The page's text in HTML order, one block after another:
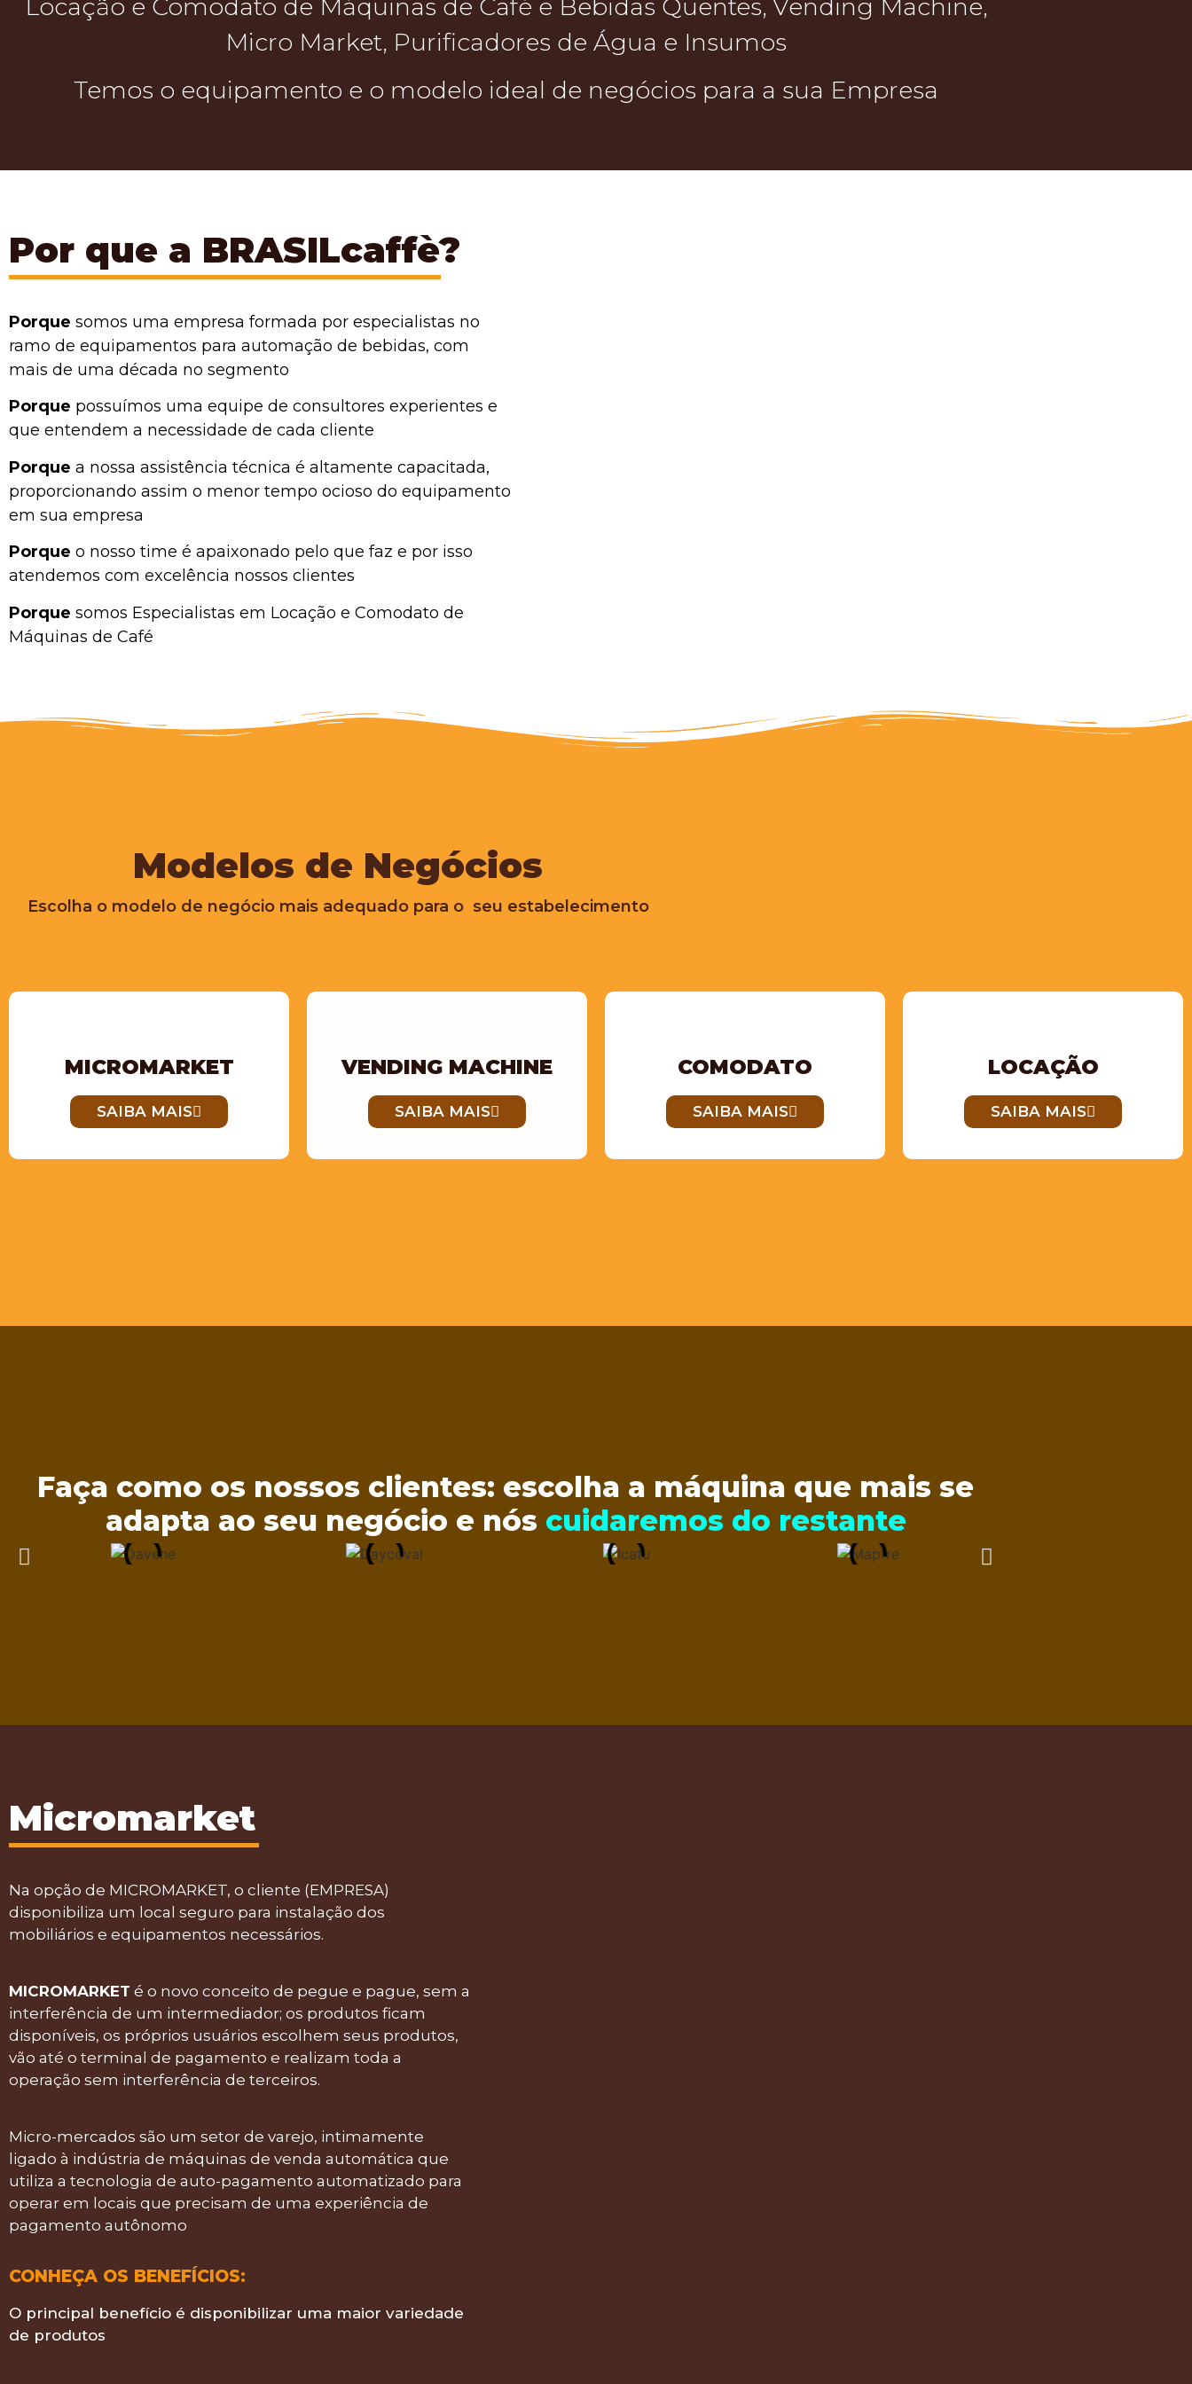
Locação e Comodato de Máquinas de Café e Bebidas Quentes, Vending Machine,
Micro Market, Purificadores de Água e Insumos
Temos o equipamento e o modelo ideal de negócios para a sua Empresa
Por que a BRASILcaffè?
Porque somos uma empresa formada por especialistas no
ramo de equipamentos para automação de bebidas, com
mais de uma década no segmento
Porque possuímos uma equipe de consultores experientes e
que entendem a necessidade de cada cliente
Porque a nossa assistência técnica é altamente capacitada,
proporcionando assim o menor tempo ocioso do equipamento
em sua empresa
Porque o nosso time é apaixonado pelo que faz e por isso
atendemos com excelência nossos clientes
Porque somos Especialistas em Locação e Comodato de
Máquinas de Café
Modelos de Negócios
Escolha o modelo de negócio mais adequado para o seu estabelecimento
MICROMARKET
SAIBA MAIS
VENDING MACHINE
SAIBA MAIS
COMODATO
SAIBA MAIS
LOCAÇÃO
SAIBA MAIS
Faça como os nossos clientes: escolha a máquina que mais se
adapta ao seu negócio e nós cuidaremos do restante
Micromarket
Na opção de MICROMARKET, o cliente (EMPRESA)
disponibiliza um local seguro para instalação dos
mobiliários e equipamentos necessários.
MICROMARKET é o novo conceito de pegue e pague, sem a
interferência de um intermediador; os produtos ficam
disponíveis, os próprios usuários escolhem seus produtos,
vão até o terminal de pagamento e realizam toda a
operação sem interferência de terceiros.
Micro-mercados são um setor de varejo, intimamente
ligado à indústria de máquinas de venda automática que
utiliza a tecnologia de auto-pagamento automatizado para
operar em locais que precisam de uma experiência de
pagamento autônomo
CONHEÇA OS BENEFÍCIOS:
O principal benefício é disponibilizar uma maior variedade
de produtos